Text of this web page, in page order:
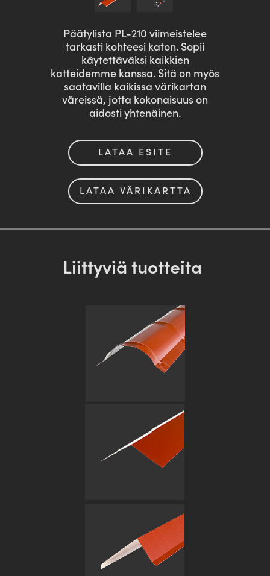
Päätylista PL-210 viimeistelee
tarkasti kohteesi katon. Sopii
käytettäväksi kaikkien
katteidemme kanssa. Sitä on myös
saatavilla kaikissa värikartan
väreissä, jotta kokonaisuus on
aidosti yhtenäinen.
LATAA ESITE
LATAA VÄRIKARTTA
Liittyviä tuotteita